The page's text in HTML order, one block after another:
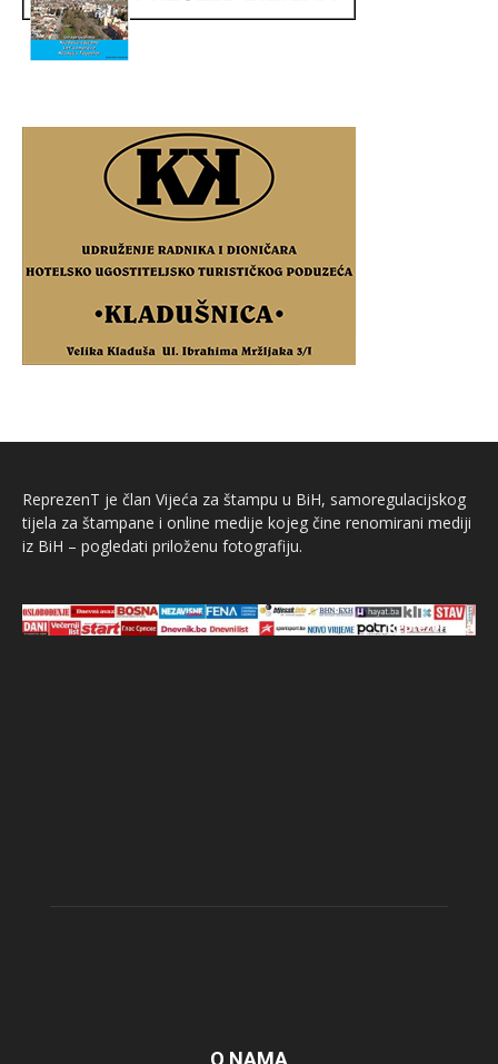
ReprezenT je član Vijeća za štampu u BiH, samoregulacijskog
tijela za štampane i online medije kojeg čine renomirani mediji
iz BiH – pogledati priloženu fotografiju.
O NAMA